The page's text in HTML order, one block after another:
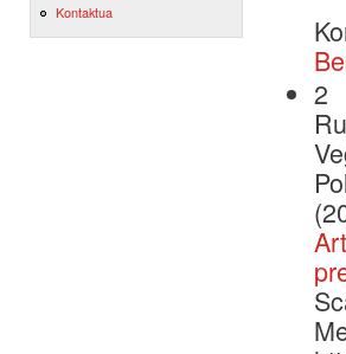
Kontaktua
2